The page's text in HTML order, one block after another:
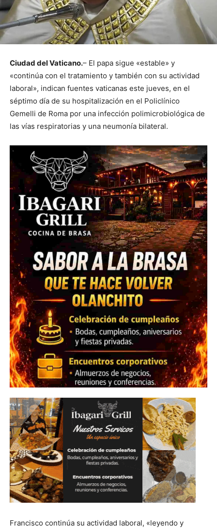
Ciudad del Vaticano.– El papa sigue «estable» y
«continúa con el tratamiento y también con su actividad
laboral», indican fuentes vaticanas este jueves, en el
séptimo día de su hospitalización en el Policlínico
Gemelli de Roma por una infección polimicrobiológica de
las vías respiratorias y una neumonía bilateral.
Francisco continúa su actividad laboral, «leyendo y